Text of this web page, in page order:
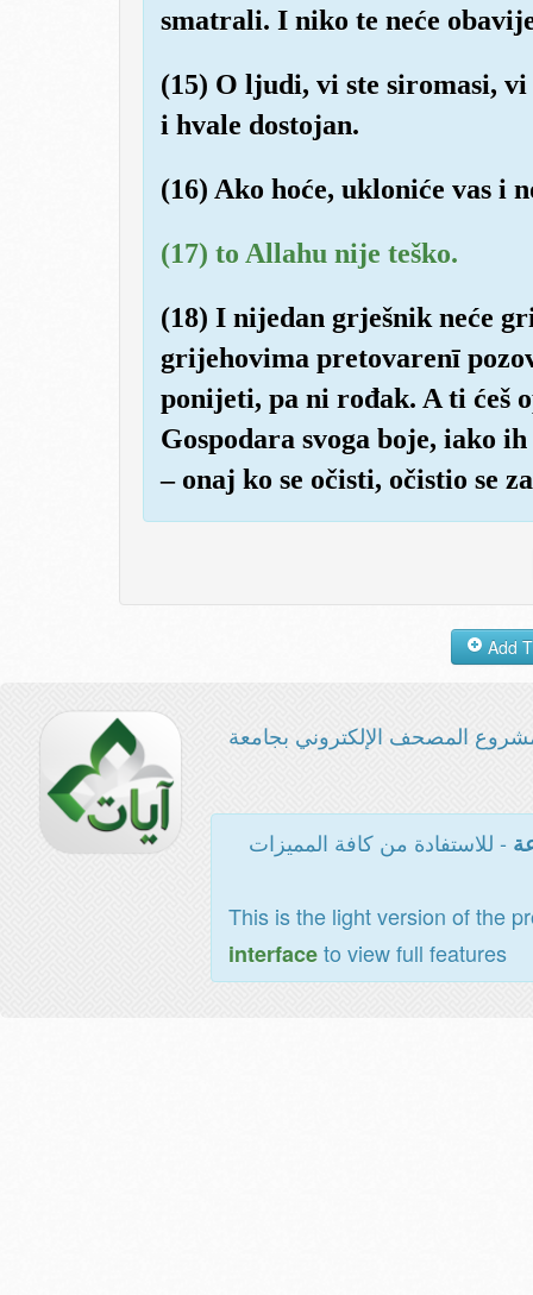
smatrali. I niko te neće
(15) O ljudi, vi ste siromasi,
i hvale dostojan.
(16) Ako hoće, ukloniće vas i
(17) to Allahu nije teško.
(18) I nijedan grješnik neće
grijehovima pretovarenī
ponijeti, pa ni rođak. A ti ćeš
Gospodara svoga boje, iako
– onaj ko se očisti, očistio se
المصحف الإلكتروني بجامعة
- للاستفادة من كافة المميزات
This is the light version of the
interfaceto view full features